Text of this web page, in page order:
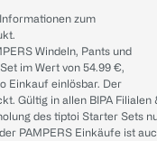
zum
Windeln, Pants und
im Wert von 54.99 €,
Einkauf einlösbar. Der
Gültig in allen BIPA Filialen
des tiptoi Starter Sets
PAMPERS Einkäufe ist